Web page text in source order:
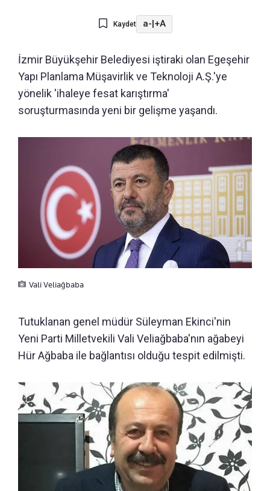
Kaydet a- +A
İzmir Büyükşehir Belediyesi iştiraki olan Egeşehir
Yapı Planlama Müşavirlik ve Teknoloji A.Ş.'ye
yönelik 'ihaleye fesat karıştırma'
soruşturmasında yeni bir gelişme yaşandı.
Vali Veliağbaba
Tutuklanan genel müdür Süleyman Ekinci'nin
Yeni Parti Milletvekili Vali Veliağbaba'nın ağabeyi
Hür Ağbaba ile bağlantısı olduğu tespit edilmişti.